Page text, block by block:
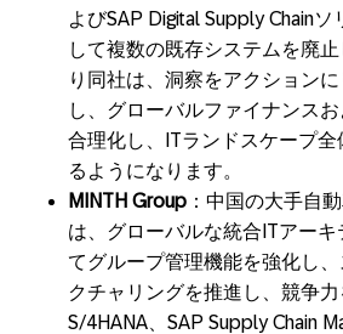
よびSAP Digital Supply Chain
して複数の既存システムを廃
り同社は、洞察をアクション
し、グローバルファイナンス
合理化し、ITランドスケープ全
るようになります。
MINTH Group ：中国の大手自
は、グローバルな統合ITアー
てグループ管理機能を強化し
クチャリングを推進し、競争
S/4HANA、SAP Supply Chain